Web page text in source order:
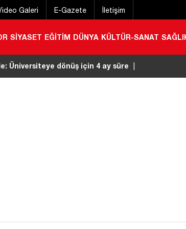
Galeri E-Gazete İletişim
SİYASET EĞİTİM DÜNYA KÜLTÜR-SANAT
çarpıştı: 2 yaralı |